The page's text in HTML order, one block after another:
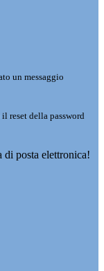
un messaggio
reset della password
di posta elettronica!